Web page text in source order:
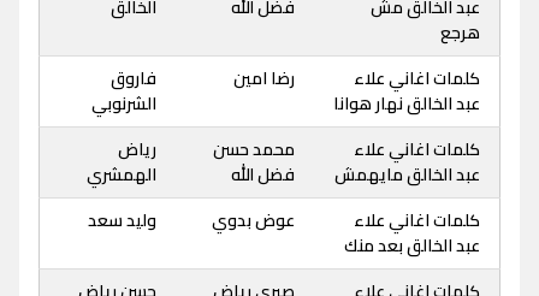
عبد الخالق مش
هرجع
فضل الله
الخالق
كلمات اغاني علاء
عبد الخالق نهار هوانا
رضا امين
فاروق
الشرنوبي
كلمات اغاني علاء
عبد الخالق مايهمش
محمد حسن
فضل الله
رياض
الهمشري
كلمات اغاني علاء
عبد الخالق بعد منك
عوض بدوي وليد سعد